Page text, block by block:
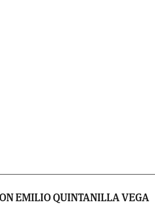
EMILIO QUINTANILLA VEGA